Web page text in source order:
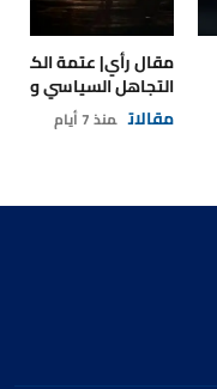
مقال رأي| عتمة
التجاهل السياسي
مقالات منذ 7 أيام